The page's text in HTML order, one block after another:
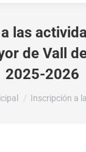
las
de Vall
2025-2026
Inscripción a